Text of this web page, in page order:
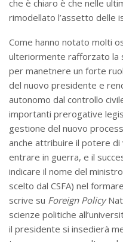
che è chiaro è che nelle
rimodellato l’assetto delle
Come hanno notato molti
ulteriormente rafforzato la
per manetnere un forte
del nuovo presidente e
autonomo dal controllo
importanti prerogative
gestione del nuovo
anche attribuire il potere
entrare in guerra, e il
indicare il nome del
scelto dal CSFA) nel
scrive su Foreign Policy
scienze politiche
il presidente si insedierà